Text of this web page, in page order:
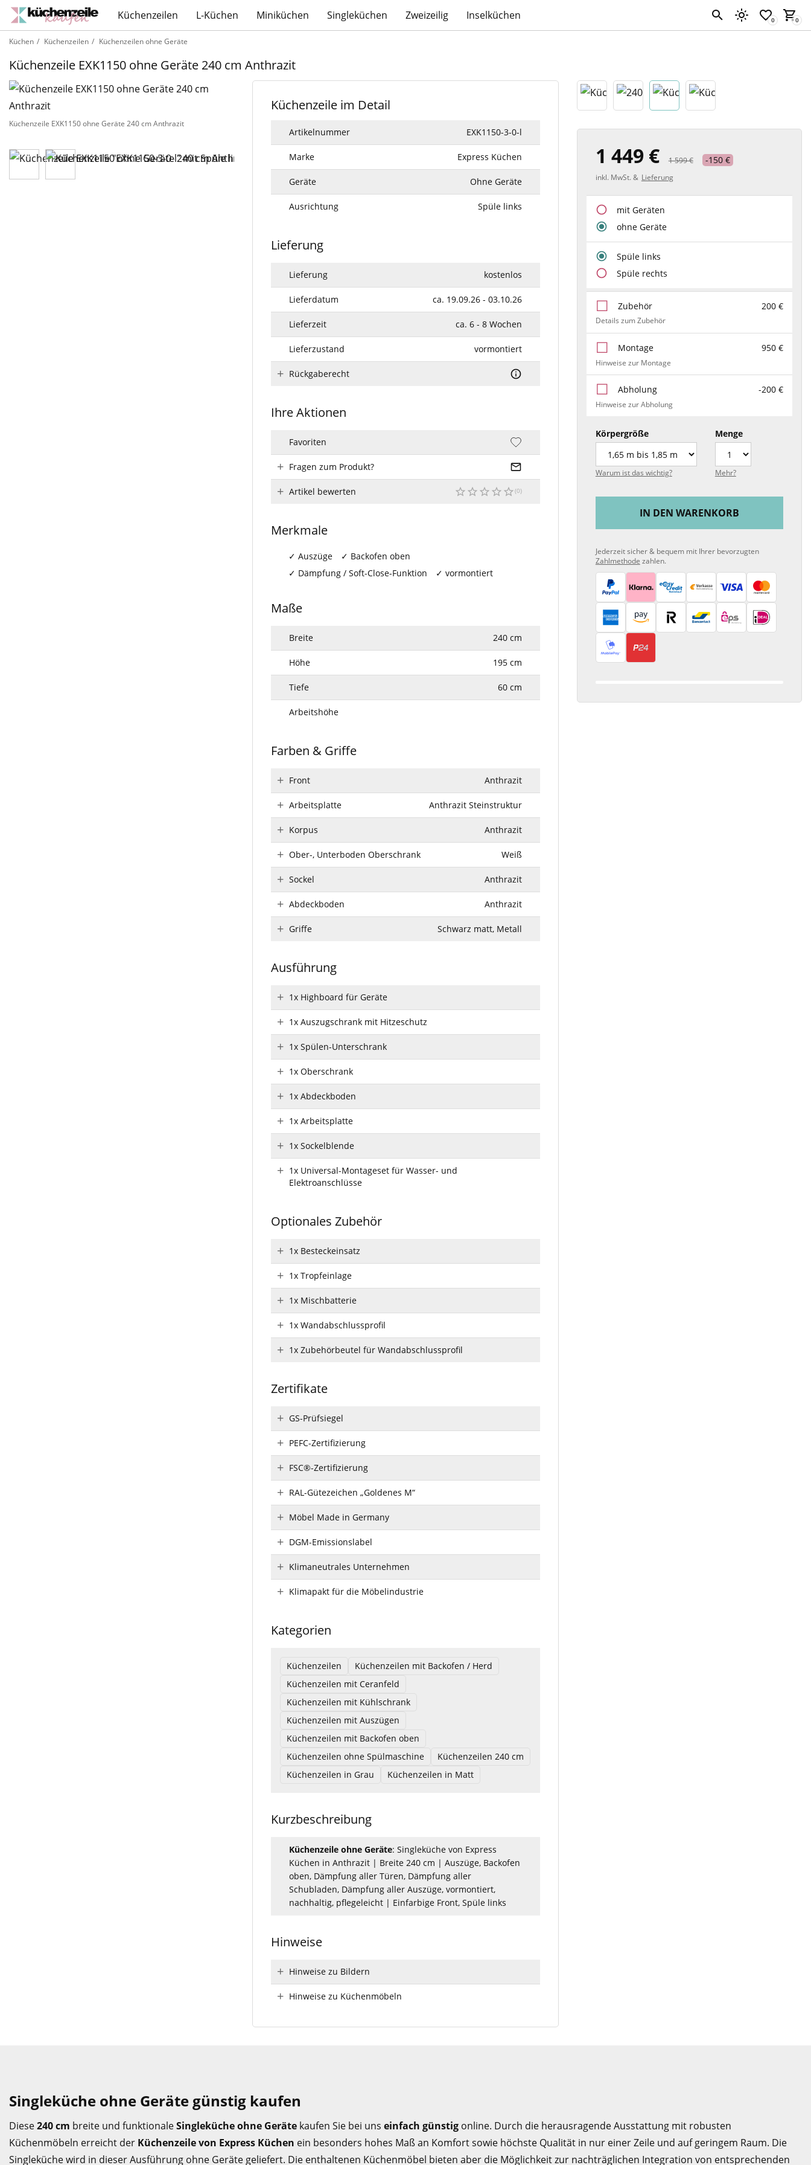
Küchenzeilen L-Küchen Miniküchen Singleküchen Zweizeilig Inselküchen
Küchen Küchenzeilen Küchenzeilen ohne Geräte
Küchenzeile EXK1150 ohne Geräte 240 cm Anthrazit
Küchenzeile EXK1150 ohne Geräte 240 cm Anthrazit
1 449 € 1 599 € -150 €
inkl. MwSt. & Lieferung
mit Geräten
ohne Geräte
Spüle links
Spüle rechts
Zubehör 200 €
Details zum Zubehör
Montage 950 €
Hinweise zur Montage
Abholung -200 €
Hinweise zur Abholung
Körpergröße
Warum ist das wichtig?
Menge
Mehr?
IN DEN WARENKORB
Jederzeit sicher & bequem mit Ihrer bevorzugten
Zahlmethode zahlen.
Küchenzeile im Detail
Artikelnummer EXK1150-3-0-l
Marke Express Küchen
Geräte Ohne Geräte
Ausrichtung Spüle links
Lieferung
Lieferung kostenlos
Lieferdatum ca. 19.09.26 - 03.10.26
Lieferzeit ca. 6 - 8 Wochen
Lieferzustand vormontiert
Rückgaberecht
Ihre Aktionen
Favoriten
Fragen zum Produkt?
Artikel bewerten
Merkmale
Auszüge
Backofen oben
Dämpfung / Soft-Close-Funktion
vormontiert
Maße
Breite 240 cm
Höhe 195 cm
Tiefe 60 cm
Arbeitshöhe
Farben & Griffe
Front Anthrazit
Arbeitsplatte Anthrazit Steinstruktur
Korpus Anthrazit
Ober-, Unterboden Oberschrank Weiß
Sockel Anthrazit
Abdeckboden Anthrazit
Griffe Schwarz matt, Metall
Ausführung
1x Highboard für Geräte
1x Auszugschrank mit Hitzeschutz
1x Spülen-Unterschrank
1x Oberschrank
1x Abdeckboden
1x Arbeitsplatte
1x Sockelblende
1x Universal-Montageset für Wasser- und
Elektroanschlüsse
Optionales Zubehör
1x Besteckeinsatz
1x Tropfeinlage
1x Mischbatterie
1x Wandabschlussprofil
1x Zubehörbeutel für Wandabschlussprofil
Zertifikate
GS-Prüfsiegel
PEFC-Zertifizierung
FSC®-Zertifizierung
RAL-Gütezeichen „Goldenes M“
Möbel Made in Germany
DGM-Emissionslabel
Klimaneutrales Unternehmen
Klimapakt für die Möbelindustrie
Kategorien
Küchenzeilen
Küchenzeilen mit Backofen / Herd
Küchenzeilen mit Ceranfeld
Küchenzeilen mit Kühlschrank
Küchenzeilen mit Auszügen
Küchenzeilen mit Backofen oben
Küchenzeilen ohne Spülmaschine
Küchenzeilen 240 cm
Küchenzeilen in Grau
Küchenzeilen in Matt
Kurzbeschreibung
Küchenzeile ohne Geräte: Singleküche von Express
Küchen in Anthrazit | Breite 240 cm | Auszüge, Backofen
oben, Dämpfung aller Türen, Dämpfung aller
Schubladen, Dämpfung aller Auszüge, vormontiert,
nachhaltig, pflegeleicht | Einfarbige Front, Spüle links
Hinweise
Hinweise zu Bildern
Hinweise zu Küchenmöbeln
Singleküche ohne Geräte günstig kaufen
Diese240 cm breite und funktionaleSingleküche ohne Geräte kaufen Sie bei uns einfach günstig online. Durch die herausragende Ausstattung mit robusten
Küchenmöbeln erreicht der Küchenzeile von Express Küchen ein besonders hohes Maß an Komfort sowie höchste Qualität in nur einer Zeile und auf geringem Raum. Die
Singleküche wird in dieser Ausführung ohne Geräte geliefert. Die enthaltenen Küchenmöbel bieten aber die Möglichkeit zur nachträglichen Integration von entsprechenden